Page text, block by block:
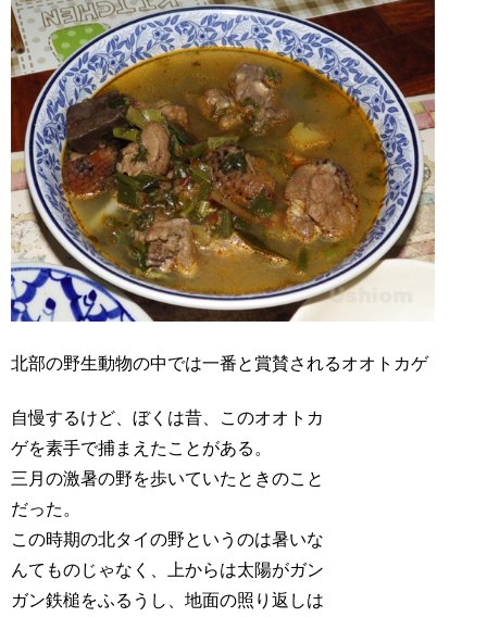
北部の野生動物の中では一番と賞賛されるオオトカゲ
自慢するけど、ぼくは昔、このオオトカ
ゲを素手で捕まえたことがある。
三月の激暑の野を歩いていたときのこと
だった。
この時期の北タイの野というのは暑いな
んてものじゃなく、上からは太陽がガン
ガン鉄槌をふるうし、地面の照り返しは